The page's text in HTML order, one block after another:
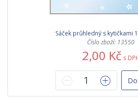
Sáček průhledný s kytičkami
Číslo zboží: 13550
2,00 Kč s